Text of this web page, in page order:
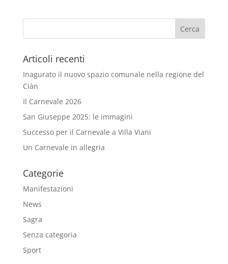
Articoli recenti
Inagurato il nuovo spazio comunale nella regione del
Ciàn
Il Carnevale 2026
San Giuseppe 2025: le immagini
Successo per il Carnevale a Villa Viani
Un Carnevale in allegria
Categorie
Manifestazioni
News
Sagra
Senza categoria
Sport